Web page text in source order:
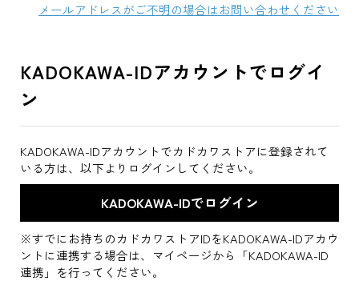
メールアドレスがご不明の場合はお問い合わせください
KADOKAWA-IDアカウントでログイ
ン
KADOKAWA-IDアカウントでカドカワストアに登録されて
いる方は、以下よりログインしてください。
※すでにお持ちのカドカワストアIDをKADOKAWA-IDアカウ
ントに連携する場合は、マイページから「KADOKAWA-ID
連携」を行ってください。